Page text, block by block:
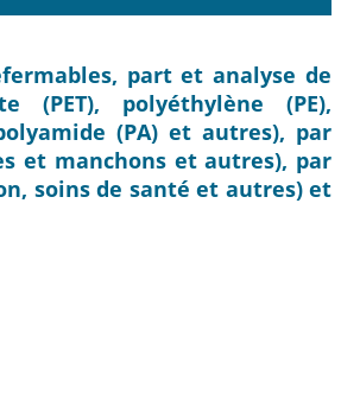
part et analyse de
(PET), polyéthylène (PE),
(PA) et autres), par
et manchons et autres), par
soins de santé et autres) et